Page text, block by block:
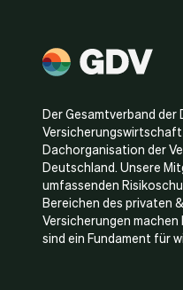
Der Gesamtverband der
Versicherungswirtschaft
Dachorganisation der
Deutschland. Unsere
umfassenden
Bereichen des privaten
Versicherungen machen
sind ein Fundament für